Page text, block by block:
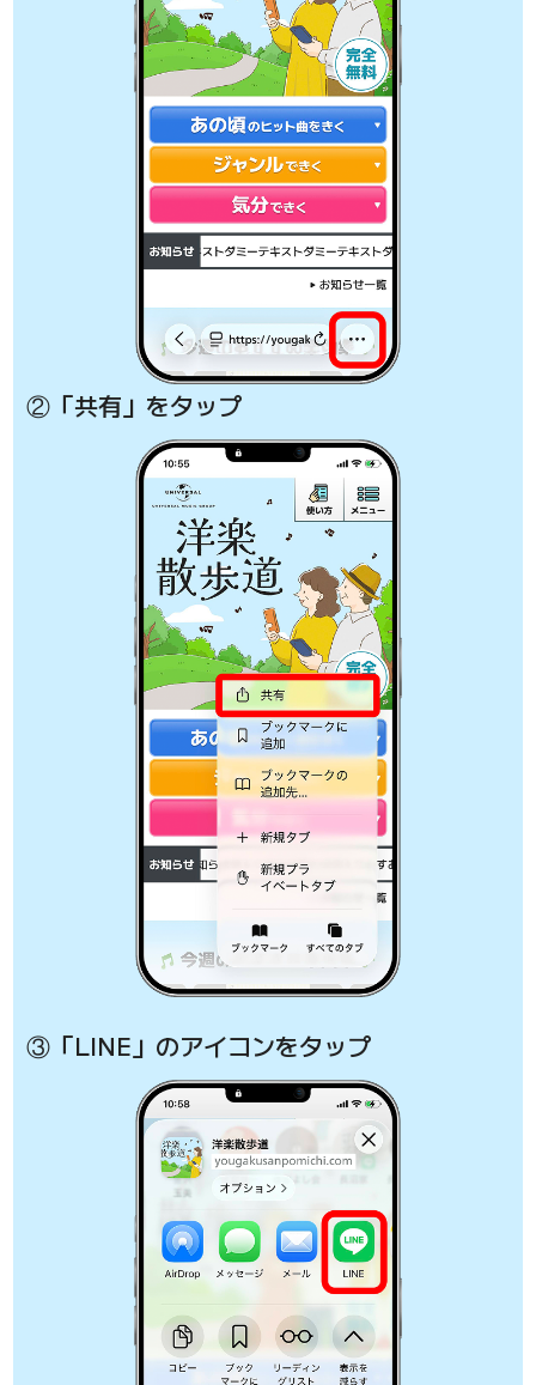
②「共有」をタップ
③「LINE」のアイコンをタップ